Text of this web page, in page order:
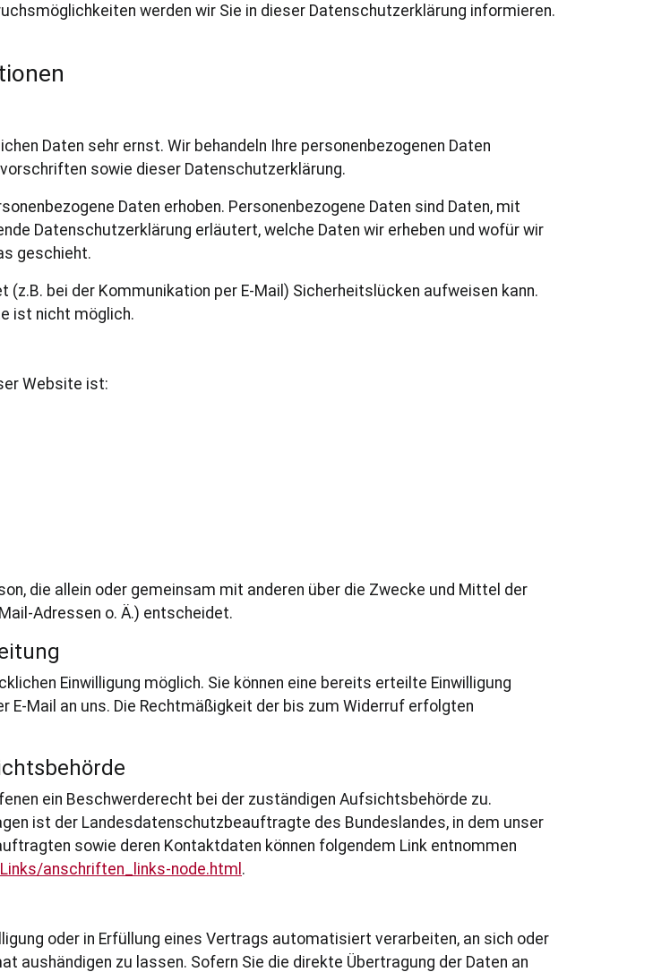
werden wir Sie in dieser Datenschutzerklärung informieren.
Daten sehr ernst. Wir behandeln Ihre personenbezogenen Daten
sowie dieser Datenschutzerklärung.
Daten erhoben. Personenbezogene Daten sind Daten, mit
Datenschutzerklärung erläutert, welche Daten wir erheben und wofür wir
geschieht.
bei der Kommunikation per E-Mail) Sicherheitslücken aufweisen kann.
ist nicht möglich.
Website ist:
die allein oder gemeinsam mit anderen über die Zwecke und Mittel der
Adressen o. Ä.) entscheidet.
Einwilligung möglich. Sie können eine bereits erteilte Einwilligung
Mail an uns. Die Rechtmäßigkeit der bis zum Widerruf erfolgten
ein Beschwerderecht bei der zuständigen Aufsichtsbehörde zu.
ist der Landesdatenschutzbeauftragte des Bundeslandes, in dem unser
sowie deren Kontaktdaten können folgendem Link entnommen
anschriften_links-node.html .
oder in Erfüllung eines Vertrags automatisiert verarbeiten, an sich oder
aushändigen zu lassen. Sofern Sie die direkte Übertragung der Daten an